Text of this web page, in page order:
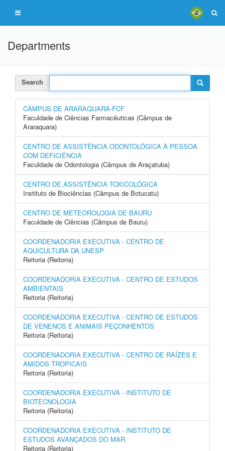
Departments
Search
CÂMPUS DE ARARAQUARA-FCF
Faculdade de Ciências Farmacêuticas (Câmpus de
Araraquara)
CENTRO DE ASSISTÊNCIA ODONTOLÓGICA À PESSOA
COM DEFICIÊNCIA
Faculdade de Odontologia (Câmpus de Araçatuba)
CENTRO DE ASSISTÊNCIA TOXICOLÓGICA
Instituto de Biociências (Câmpus de Botucatu)
CENTRO DE METEOROLOGIA DE BAURU
Faculdade de Ciências (Câmpus de Bauru)
COORDENADORIA EXECUTIVA - CENTRO DE
AQUICULTURA DA UNESP
Reitoria (Reitoria)
COORDENADORIA EXECUTIVA - CENTRO DE ESTUDOS
AMBIENTAIS
Reitoria (Reitoria)
COORDENADORIA EXECUTIVA - CENTRO DE ESTUDOS
DE VENENOS E ANIMAIS PEÇONHENTOS
Reitoria (Reitoria)
COORDENADORIA EXECUTIVA - CENTRO DE RAÍZES E
AMIDOS TROPICAIS
Reitoria (Reitoria)
COORDENADORIA EXECUTIVA - INSTITUTO DE
BIOTECNOLOGIA
Reitoria (Reitoria)
COORDENADORIA EXECUTIVA - INSTITUTO DE
ESTUDOS AVANÇADOS DO MAR
Reitoria (Reitoria)